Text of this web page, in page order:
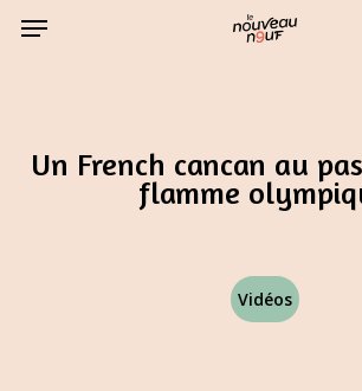
Menu
Un French cancan au
flamme
Vidéos